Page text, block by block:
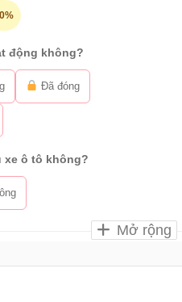
động không?
Đã đóng
xe ô tô không?
Mở rộng